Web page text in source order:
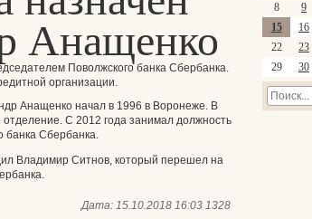
Анащенко
Поволжского банка Сбербанка.
организации.
Анащенко начал в 1996 в Воронеже. В
отделение. С 2012 года занимал должность
банка Сбербанка.
Владимир Ситнов, который перешел на
Дата: 15.10.2018 16:03 1328
8
9
15
16
22
23
29
30